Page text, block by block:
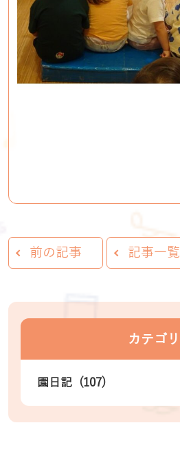
前の記事 記事一覧
カテゴリ
園日記 (107)